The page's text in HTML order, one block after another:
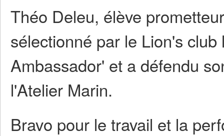
Théo Deleu, élève
sélectionné par le Lion's
Ambassador' et a défendu
l'Atelier Marin.
Bravo pour le travail et la